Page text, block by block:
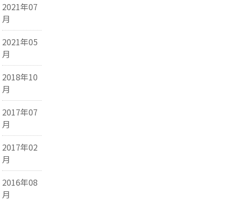
2021年07
月
2021年05
月
2018年10
月
2017年07
月
2017年02
月
2016年08
月